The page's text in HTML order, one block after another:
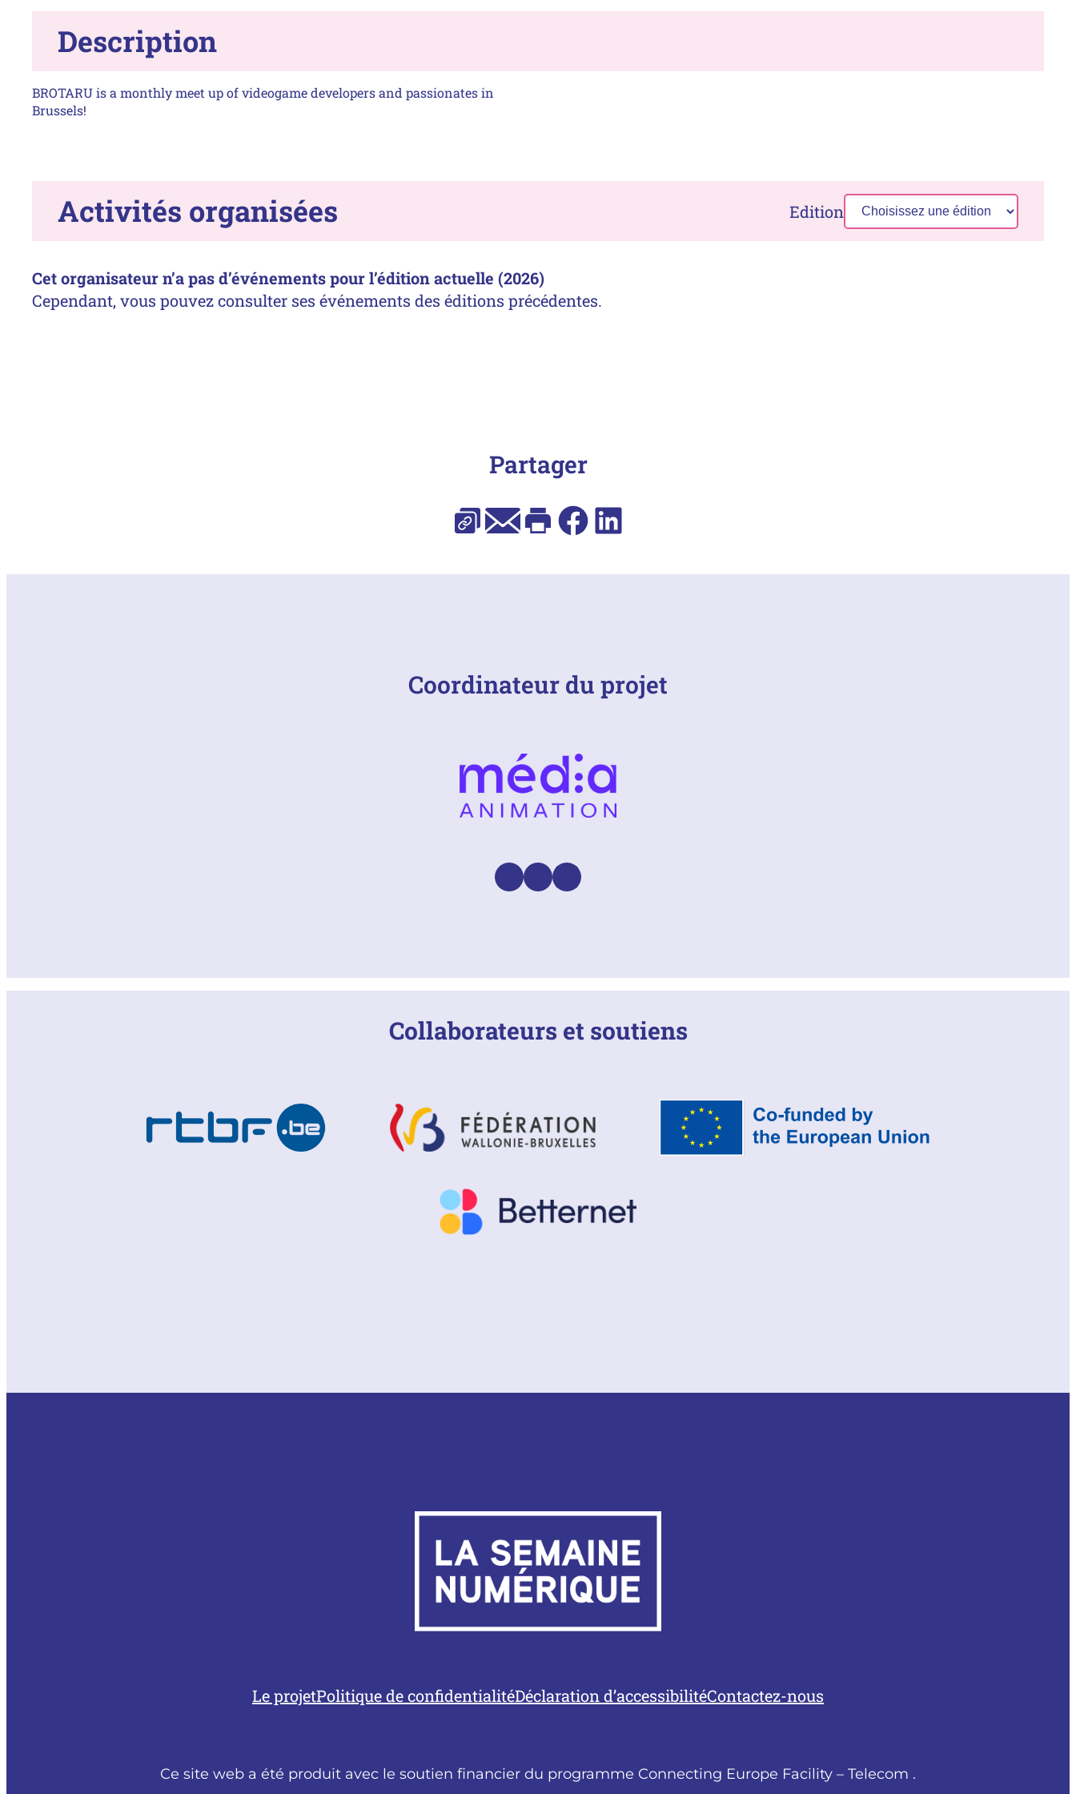
Description
BROTARU is a monthly meet up of videogame developers and passionates in
Brussels!
Activités organisées Edition
Cet organisateur n’a pas d’événements pour l’édition actuelle (2026)
Cependant, vous pouvez consulter ses événements des éditions précédentes.
Partager
Copier l’URLE-mailImprimerFacebookLinkedIn
Coordinateur du projet
Facebook
Instagram
LinkedIn
Collaborateurs et soutiens
Le projetPolitique de confidentialitéDéclaration d’accessibilitéContactez-nous
Ce site web a été produit avec le soutien financier du programme Connecting Europe Facility – Telecom .